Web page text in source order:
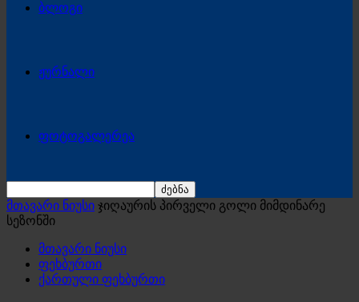
ბლოგი
ჟურნალი
ფოტოგალერეა
მთავარი ნიუსი ჯიღაურის პირველი გოლი მიმდინარე
სეზონში
მთავარი ნიუსი
ფეხბურთი
ქართული ფეხბურთი